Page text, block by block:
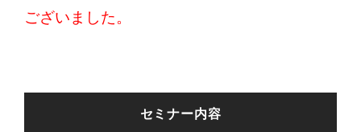
ございました。
セミナー内容